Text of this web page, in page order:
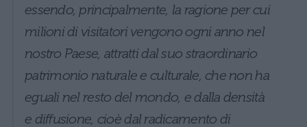
essendo, principalmente, la ragione per cui
milioni di visitatori vengono ogni anno nel
nostro Paese, attratti dal suo straordinario
patrimonio naturale e culturale, che non ha
eguali nel resto del mondo, e dalla densità
e diffusione, cioè dal radicamento di